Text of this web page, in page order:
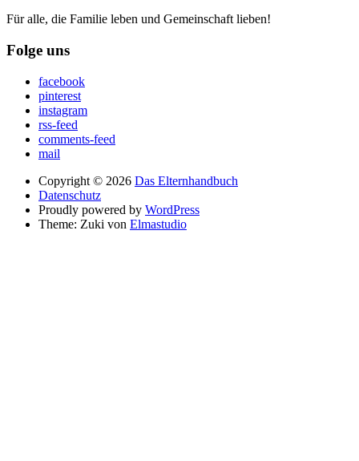
Für alle, die Familie leben und Gemeinschaft lieben!
Folge uns
facebook
pinterest
instagram
rss-feed
comments-feed
mail
Copyright © 2026 Das Elternhandbuch
Datenschutz
Proudly powered by WordPress
Theme: Zuki von Elmastudio